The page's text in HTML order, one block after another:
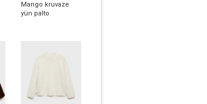
Mango kruvaze
yün palto